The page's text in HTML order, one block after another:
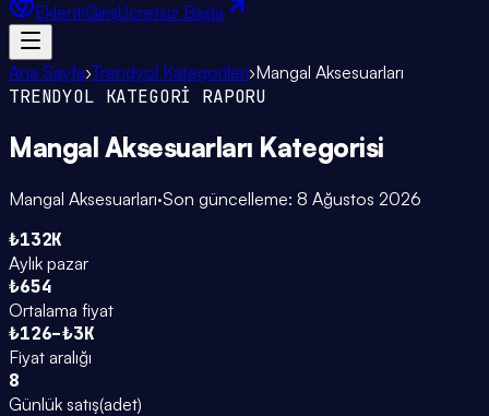
EklentiGirişÜcretsiz Başla
Ana Sayfa›Trendyol Kategorileri›Mangal Aksesuarları
TRENDYOL KATEGORİ RAPORU
Mangal Aksesuarları Kategorisi
Mangal Aksesuarları·Son güncelleme: 8 Ağustos 2026
₺132K
Aylık pazar
₺654
Ortalama fiyat
₺126–₺3K
Fiyat aralığı
8
Günlük satış(adet)